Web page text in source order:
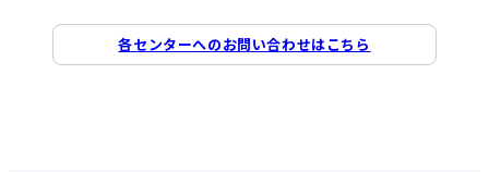
各センターへのお問い合わせはこちら